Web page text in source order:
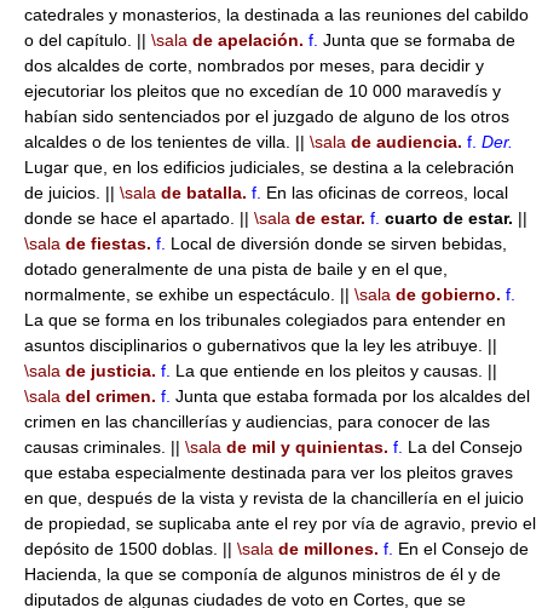
catedrales y monasterios, la destinada a las reuniones del cabildo
o del capítulo. || \sala de apelación. f. Junta que se formaba de
dos alcaldes de corte, nombrados por meses, para decidir y
ejecutoriar los pleitos que no excedían de 10 000 maravedís y
habían sido sentenciados por el juzgado de alguno de los otros
alcaldes o de los tenientes de villa. || \sala de audiencia. f. Der.
Lugar que, en los edificios judiciales, se destina a la celebración
de juicios. || \sala de batalla. f. En las oficinas de correos, local
donde se hace el apartado. || \sala de estar. f. cuarto de estar. ||
\sala de fiestas. f. Local de diversión donde se sirven bebidas,
dotado generalmente de una pista de baile y en el que,
normalmente, se exhibe un espectáculo. || \sala de gobierno. f.
La que se forma en los tribunales colegiados para entender en
asuntos disciplinarios o gubernativos que la ley les atribuye. ||
\sala de justicia. f. La que entiende en los pleitos y causas. ||
\sala del crimen. f. Junta que estaba formada por los alcaldes del
crimen en las chancillerías y audiencias, para conocer de las
causas criminales. || \sala de mil y quinientas. f. La del Consejo
que estaba especialmente destinada para ver los pleitos graves
en que, después de la vista y revista de la chancillería en el juicio
de propiedad, se suplicaba ante el rey por vía de agravio, previo el
depósito de 1500 doblas. || \sala de millones. f. En el Consejo de
Hacienda, la que se componía de algunos ministros de él y de
diputados de algunas ciudades de voto en Cortes, que se